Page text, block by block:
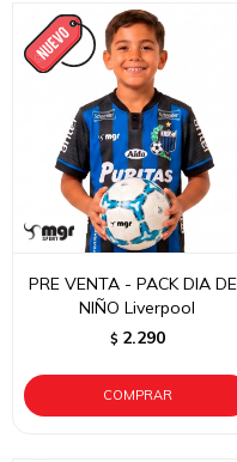
PRE VENTA - PACK DIA
NIÑO Liverpool
$ 2.290